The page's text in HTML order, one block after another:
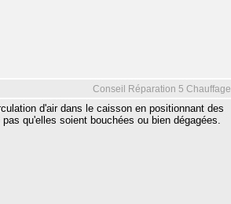
Conseil Réparation 5 Chauffage
d'air dans le caisson en positionnant des
qu'elles soient bouchées ou bien dégagées.